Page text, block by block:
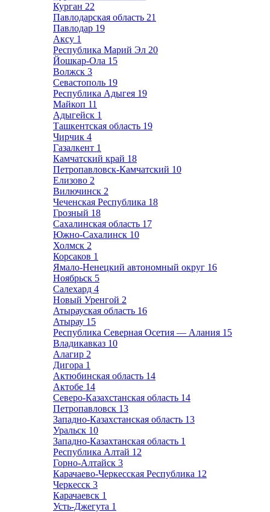
Курган 22
Павлодарская область 21
Павлодар 19
Аксу 1
Республика Марий Эл 20
Йошкар-Ола 15
Волжск 3
Севастополь 19
Республика Адыгея 19
Майкоп 11
Адыгейск 1
Ташкентская область 19
Чирчик 4
Газалкент 1
Камчатский край 18
Петропавловск-Камчатский 10
Елизово 2
Вилючинск 2
Чеченская Республика 18
Грозный 18
Сахалинская область 17
Южно-Сахалинск 10
Холмск 2
Корсаков 1
Ямало-Ненецкий автономный округ 16
Ноябрьск 5
Салехард 4
Новый Уренгой 2
Атырауская область 16
Атырау 15
Республика Северная Осетия — Алания 15
Владикавказ 10
Алагир 2
Дигора 1
Актюбинская область 14
Актобе 14
Северо-Казахстанская область 14
Петропавловск 13
Западно-Казахстанская область 13
Уральск 10
Западно-Казахтанская область 1
Республика Алтай 12
Горно-Алтайск 3
Карачаево-Черкесская Республика 12
Черкесск 3
Карачаевск 1
Усть-Джегута 1